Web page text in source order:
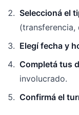
Seleccioná el
(transferencia,
Elegí fecha y
Completá tus
involucrado.
Confirmá el